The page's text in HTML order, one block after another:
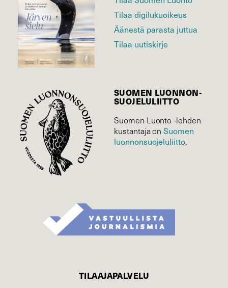
Tilaa digilukuoikeus
Äänestä parasta juttua
Tilaa uutiskirje
SUOMEN LUONNON­
SUOJELU­LIITTO
Suomen Luonto -lehden
kustantaja onSuomen
luonnonsuojelu­liitto.
TILAAJAPALVELU